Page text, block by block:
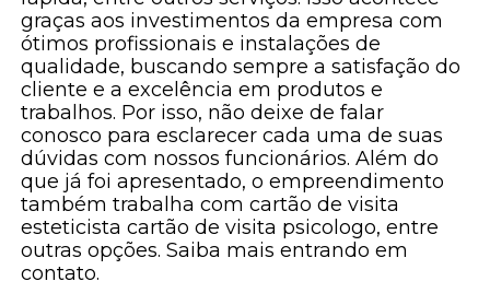
graças aos investimentos da empresa com
ótimos profissionais e instalações de
qualidade, buscando sempre a satisfação do
cliente e a excelência em produtos e
trabalhos. Por isso, não deixe de falar
conosco para esclarecer cada uma de suas
dúvidas com nossos funcionários. Além do
que já foi apresentado, o empreendimento
também trabalha com cartão de visita
esteticista cartão de visita psicologo, entre
outras opções. Saiba mais entrando em
contato.